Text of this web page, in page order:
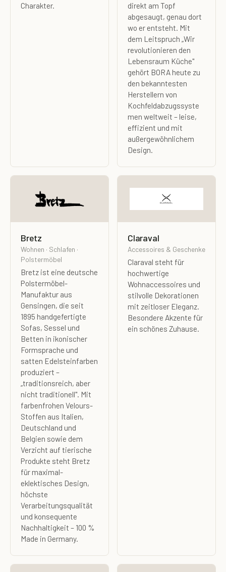
Charakter.
direkt am Topf
abgesaugt, genau dort
wo er entsteht. Mit
dem Leitspruch „Wir
revolutionieren den
Lebensraum Küche"
gehört BORA heute zu
den bekanntesten
Herstellern von
Kochfeldabzugssyste
men weltweit – leise,
effizient und mit
außergewöhnlichem
Design.
Bretz
Wohnen · Schlafen ·
Polstermöbel
Bretz ist eine deutsche
Polstermöbel-
Manufaktur aus
Gensingen, die seit
1895 handgefertigte
Sofas, Sessel und
Betten in ikonischer
Formsprache und
satten Edelsteinfarben
produziert –
„traditionsreich, aber
nicht traditionell". Mit
farbenfrohen Velours-
Stoffen aus Italien,
Deutschland und
Belgien sowie dem
Verzicht auf tierische
Produkte steht Bretz
für maximal-
eklektisches Design,
höchste
Verarbeitungsqualität
und konsequente
Nachhaltigkeit – 100 %
Made in Germany.
Claraval
Accessoires & Geschenke
Claraval steht für
hochwertige
Wohnaccessoires und
stilvolle Dekorationen
mit zeitloser Eleganz.
Besondere Akzente für
ein schönes Zuhause.